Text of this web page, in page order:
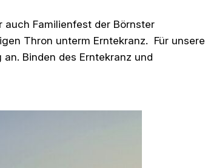
Familienfest der Börnster
Thron unterm Erntekranz. Für unsere
Binden des Erntekranz und